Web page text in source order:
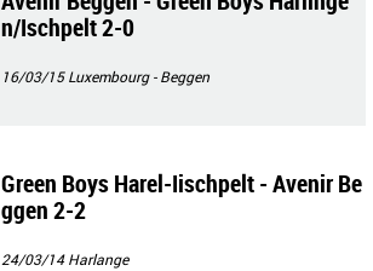
n/Ischpelt 2-0
16/03/15Luxembourg - Beggen
Green Boys Harel-Iischpelt - Avenir Be
ggen 2-2
24/03/14Harlange